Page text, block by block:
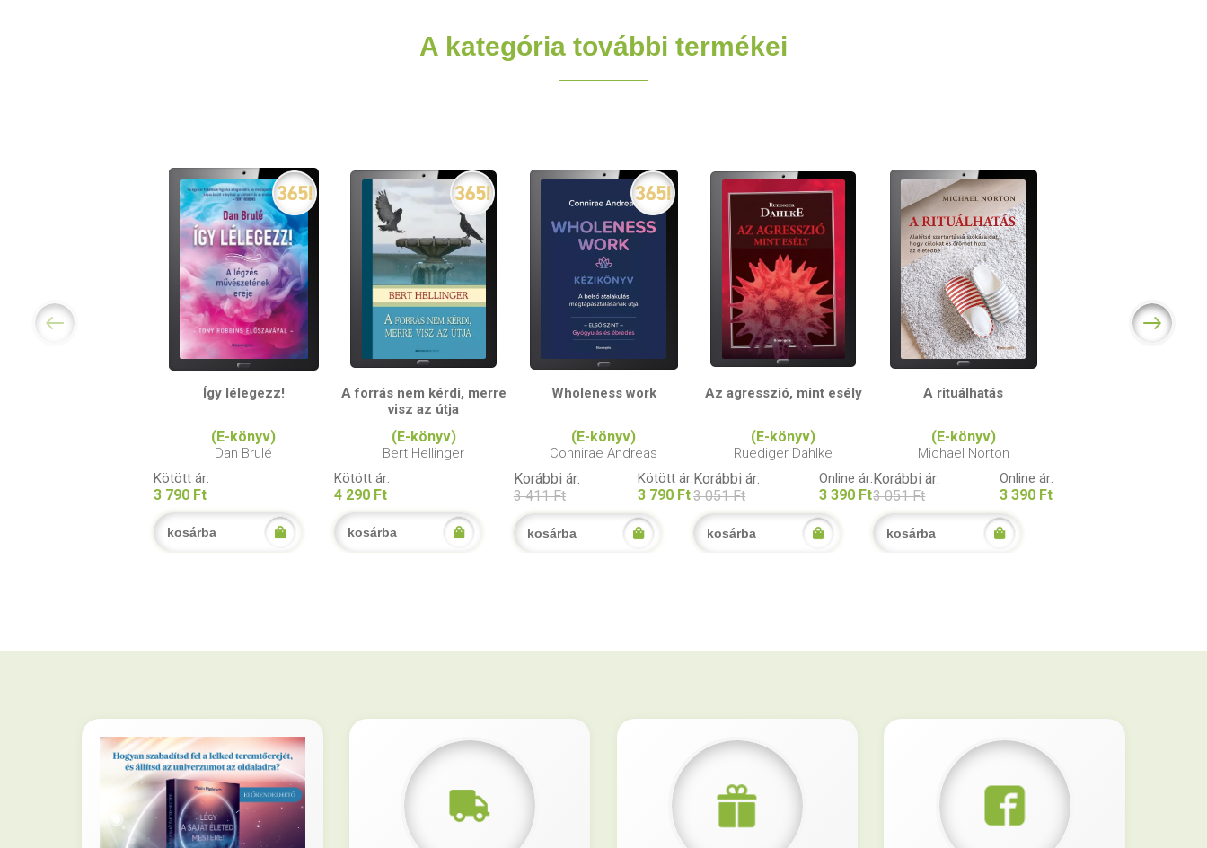
A kategória további termékei
Így lélegezz!
(E-könyv)
Dan Brulé
Kötött ár:
3 790 Ft
kosárba
A forrás nem kérdi, merre
visz az útja
(E-könyv)
Bert Hellinger
Kötött ár:
4 290 Ft
kosárba
Wholeness work
(E-könyv)
Connirae Andreas
Korábbi ár:
3 411 Ft
Kötött ár:
3 790 Ft
kosárba
Az agresszió, mint esély
(E-könyv)
Ruediger Dahlke
Korábbi ár:
3 051 Ft
Online ár:
3 390 Ft
kosárba
A rituálhatás
(E-könyv)
Michael Norton
Korábbi ár:
3 051 Ft
Online ár:
3 390 Ft
kosárba